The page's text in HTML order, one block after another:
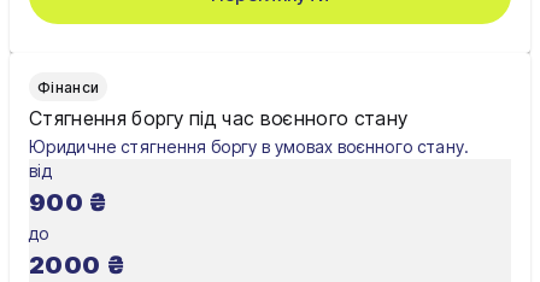
Фінанси
Стягнення боргу під час воєнного стану
Юридичне стягнення боргу в умовах воєнного стану.
від
900 ₴
до
2000 ₴